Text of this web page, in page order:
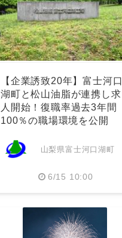
【企業誘致20年】富士河口
湖町と松山油脂が連携し求
人開始！復職率過去3年間
100％の職場環境を公開
山梨県富士河口湖町
6/15 10:00